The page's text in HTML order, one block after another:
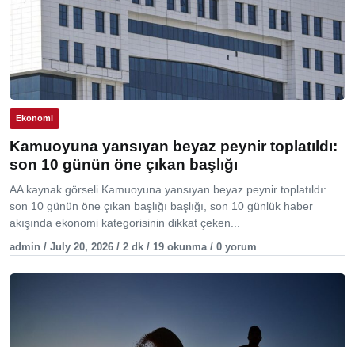
Ekonomi
Kamuoyuna yansıyan beyaz peynir toplatıldı:
son 10 günün öne çıkan başlığı
AA kaynak görseli Kamuoyuna yansıyan beyaz peynir toplatıldı:
son 10 günün öne çıkan başlığı başlığı, son 10 günlük haber
akışında ekonomi kategorisinin dikkat çeken...
admin / July 20, 2026 / 2 dk / 19 okunma / 0 yorum